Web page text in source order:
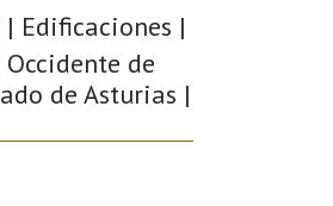
|
de
de Asturias |